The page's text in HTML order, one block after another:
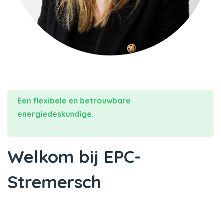
Een flexibele en betrouwbare
energiedeskundige.
Welkom bij EPC-
Stremersch